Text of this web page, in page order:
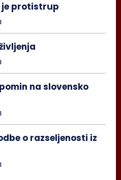
je protistrup
na slovensko
o razseljenosti iz